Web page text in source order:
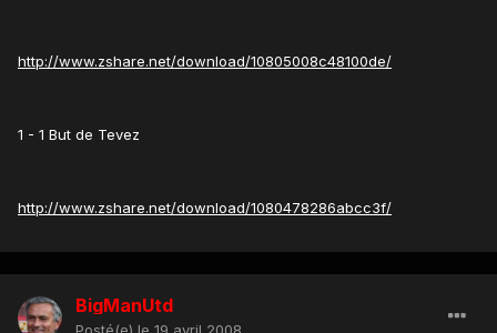
http://www.zshare.net/download/10805008c48100de/
1 - 1 But de Tevez
http://www.zshare.net/download/1080478286abcc3f/
BigManUtd